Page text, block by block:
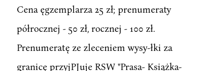
Cena ęgzemplarza 25 zł; prenumeraty
półrocznej - 50 zł, rocznej - 100 zł.
Prenumeratę ze zleceniem wysy-łki za
granicę przyjPJuje RSW "Prasa- Książka-